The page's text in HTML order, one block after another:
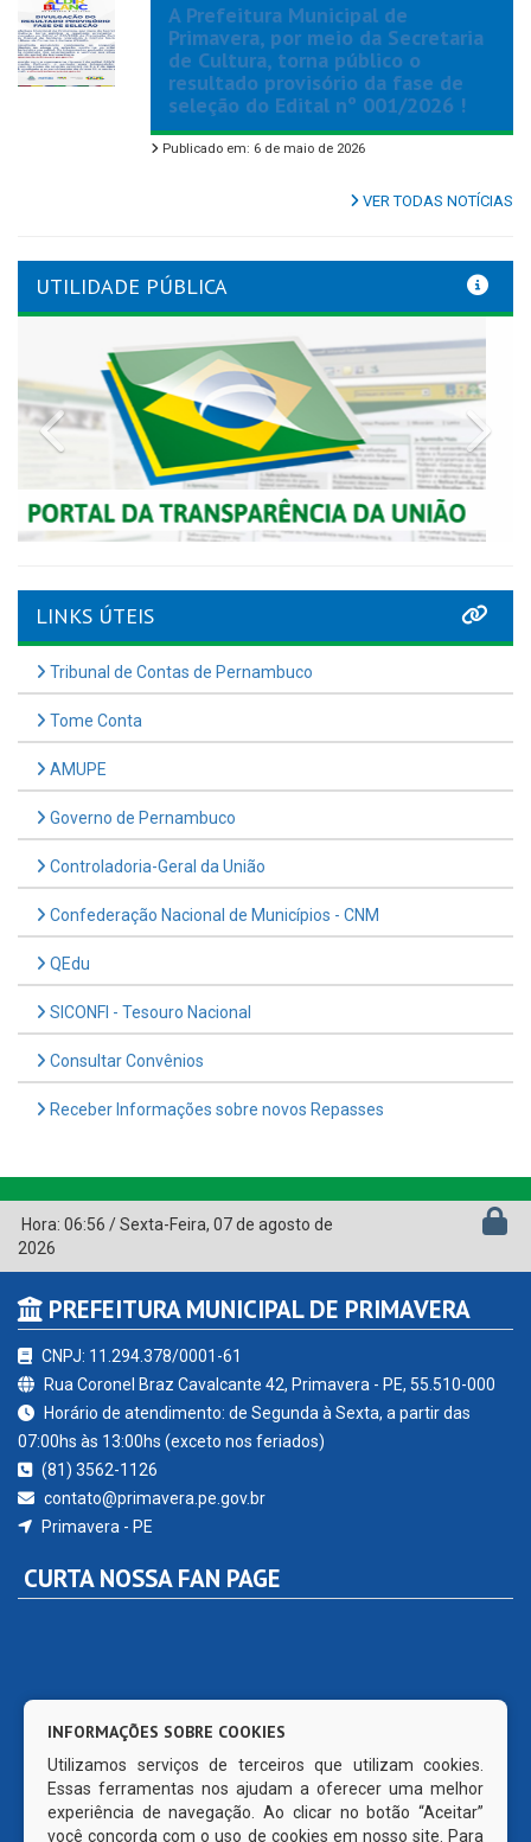
A Prefeitura Municipal de
Primavera, por meio da Secretaria
de Cultura, torna público o
resultado provisório da fase de
seleção do Edital nº 001/2026 !
Publicado em: 6 de maio de 2026
VER TODAS NOTÍCIAS
UTILIDADE PÚBLICA
Previous
LINKS ÚTEIS
Tribunal de Contas de Pernambuco
Tome Conta
AMUPE
Governo de Pernambuco
Controladoria-Geral da União
Confederação Nacional de Municípios - CNM
QEdu
SICONFI - Tesouro Nacional
Consultar Convênios
Receber Informações sobre novos Repasses
Hora: 06:56 /Sexta-Feira, 07 de agosto de
2026
PREFEITURA MUNICIPAL DE PRIMAVERA
CNPJ: 11.294.378/0001-61
Rua Coronel Braz Cavalcante 42, Primavera - PE, 55.510-000
Horário de atendimento: de Segunda à Sexta, a partir das
07:00hs às 13:00hs (exceto nos feriados)
(81) 3562-1126
contato@primavera.pe.gov.br
Primavera - PE
CURTA NOSSA FAN PAGE
INFORMAÇÕES SOBRE COOKIES
Utilizamos serviços de terceiros que utilizam cookies.
Essas ferramentas nos ajudam a oferecer uma melhor
experiência de navegação. Ao clicar no botão “Aceitar”
você concorda com o uso de cookies em nosso site. Para